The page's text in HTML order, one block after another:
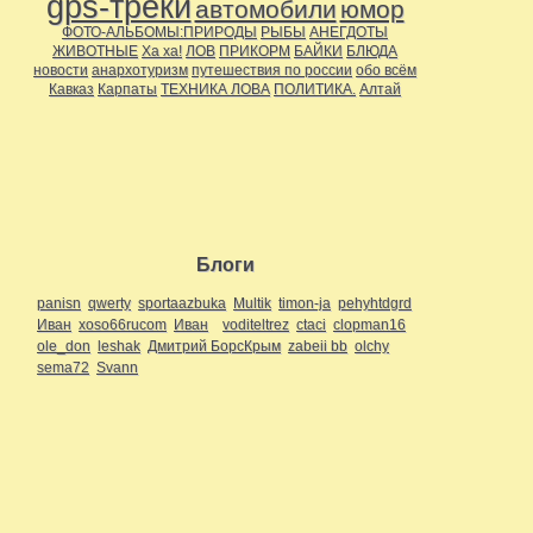
gps-треки автомобили юмор
ФОТО-АЛЬБОМЫ:ПРИРОДЫ РЫБЫ АНЕГДОТЫ
ЖИВОТНЫЕ Ха ха! ЛОВ ПРИКОРМ БАЙКИ БЛЮДА
новости анархотуризм путешествия по россии обо всём
Кавказ Карпаты ТЕХНИКА ЛОВА ПОЛИТИКА. Алтай
Блоги
panisn qwerty sportaazbuka Multik timon-ja pehyhtdgrd
Иван xoso66rucom Иван voditeltrez ctaci clopman16
ole_don leshak Дмитрий БорсКрым zabeii bb olchy
sema72 Svann